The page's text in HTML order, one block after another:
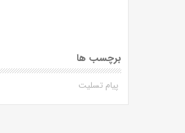
برچسب ها
پیام تسلیت